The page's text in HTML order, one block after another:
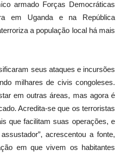
armado Forças Democráticas
em Uganda e na República
a população local há mais
seus ataques e incursões
milhares de civis congoleses.
em outras áreas, mas agora é
Acredita-se que os terroristas
que facilitam suas operações, e
acrescentou a fonte,
em que vivem os habitantes